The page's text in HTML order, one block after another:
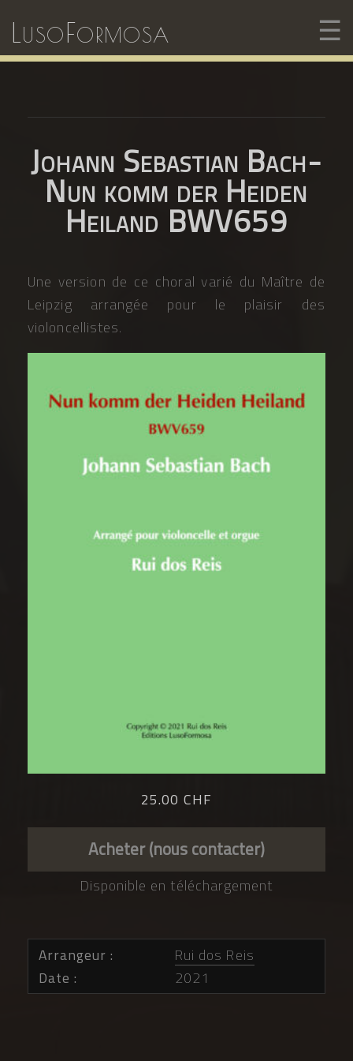
LusoFormosa ☰
Johann Sebastian Bach-
Nun komm der Heiden
Heiland BWV659
Une version de ce choral varié du Maître de
Leipzig arrangée pour le plaisir des
violoncellistes.
25.00 CHF
Acheter (nous contacter)
Disponible en téléchargement
Arrangeur
Rui dos Reis
Date
2021